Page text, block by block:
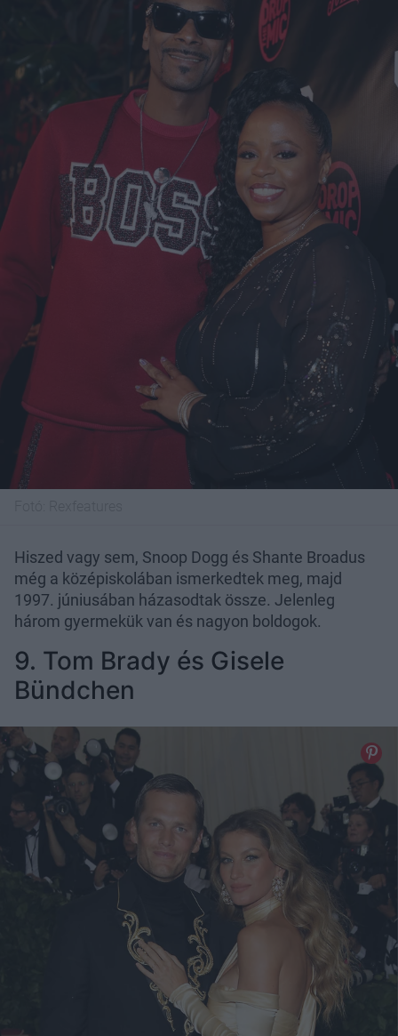
Hiszed vagy sem, Snoop Dogg és Shante Broadus
még a középiskolában ismerkedtek meg, majd
1997. júniusában házasodtak össze. Jelenleg
három gyermekük van és nagyon boldogok.
9. Tom Brady és Gisele
Bündchen